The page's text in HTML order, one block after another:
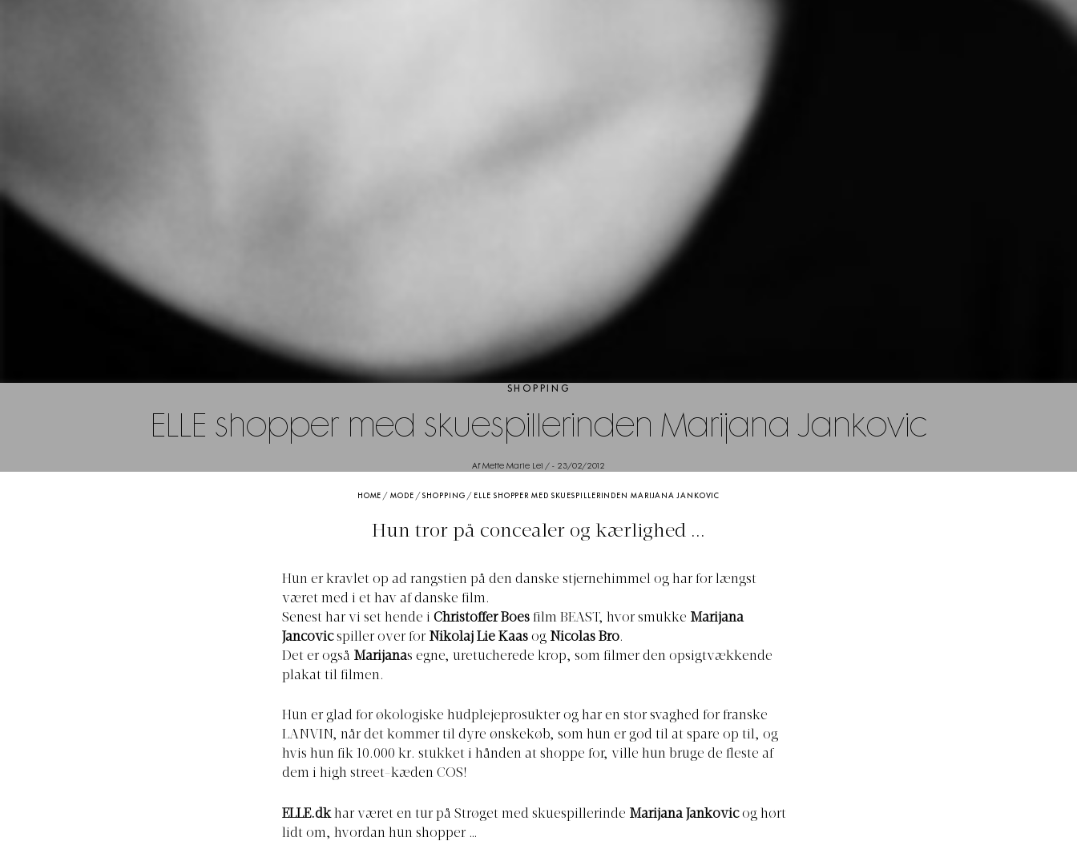
SHOPPING
ELLE shopper med skuespillerinden Marijana Jankovic
Af Mette Marie Lei / - 23/02/2012
HOME /MODE /SHOPPING / ELLE SHOPPER MED SKUESPILLERINDEN MARIJANA JANKOVIC
Hun tror på concealer og kærlighed ...
Hun er kravlet op ad rangstien på den danske stjernehimmel og har for længst
været med i et hav af danske film.
Senest har vi set hende i Christoffer Boes film BEAST, hvor smukke Marijana
Jancovicspiller over for Nikolaj Lie Kaas og Nicolas Bro.
Det er også Marijanas egne, uretucherede krop, som filmer den opsigtvækkende
plakat til filmen.
Hun er glad for økologiske hudplejeprosukter og har en stor svaghed for franske
LANVIN, når det kommer til dyre ønskekøb, som hun er god til at spare op til, og
hvis hun fik 10.000 kr. stukket i hånden at shoppe for, ville hun bruge de fleste af
dem i high street-kæden COS!
ELLE.dkhar været en tur på Strøget med skuespillerinde Marijana Jankovicog hørt
lidt om, hvordan hun shopper …